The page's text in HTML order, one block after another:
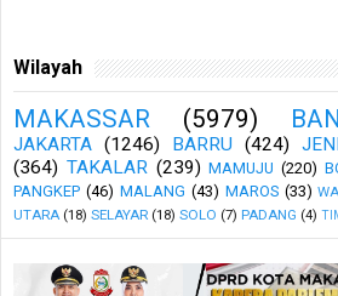
Wilayah
MAKASSAR (5979)
JAKARTA (1246) BARRU (424)
(364) TAKALAR (239) MAMUJU (220)
PANGKEP (46) MALANG (43) MAROS (33)
UTARA (18) SELAYAR (18) SOLO (7) PADANG (4)